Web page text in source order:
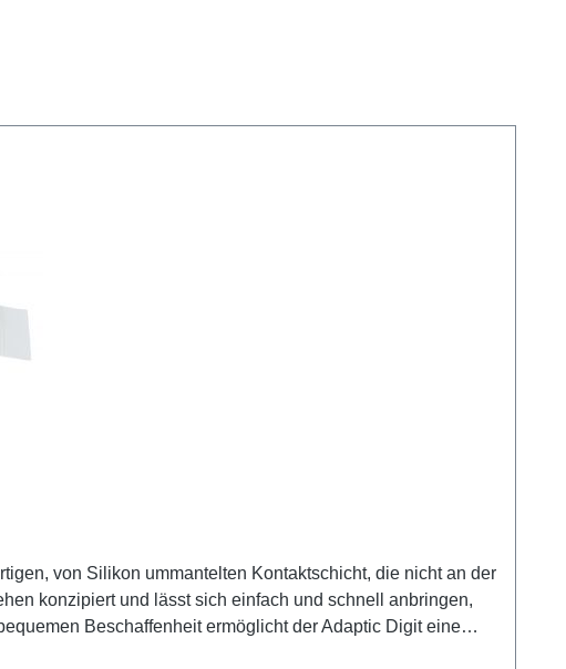
von Silikon ummantelten Kontaktschicht, die nicht an der
konzipiert und lässt sich einfach und schnell anbringen,
Beschaffenheit ermöglicht der Adaptic Digit eine
des Verbands gibt Patienten die Möglichkeit, den